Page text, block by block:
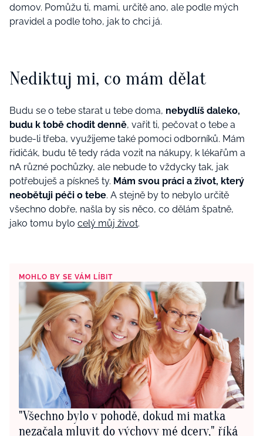
domov. Pomůžu ti, mami, určitě ano, ale podle mých
pravidel a podle toho, jak to chci já.
Nediktuj mi, co mám dělat
Budu se o tebe starat u tebe doma, nebydlíš daleko,
budu k tobě chodit denně, vařit ti, pečovat o tebe a
bude-li třeba, využijeme také pomoci odborníků. Mám
řidičák, budu tě tedy ráda vozit na nákupy, k lékařům a
nA různé pochůzky, ale nebude to vždycky tak, jak
potřebuješ a pískneš ty. Mám svou práci a život, který
neobětuji péči o tebe. A stejně by to nebylo určitě
všechno dobře, našla by sis něco, co dělám špatně,
jako tomu bylo celý můj život.
MOHLO BY SE VÁM LÍBIT
"Všechno bylo v pohodě, dokud mi matka
nezačala mluvit do výchovy mé dcery," říká